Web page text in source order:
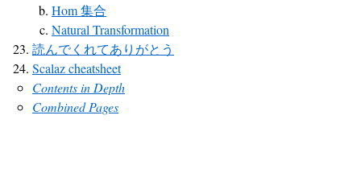
Hom 集合
Natural Transformation
読んでくれてありがとう
Scalaz cheatsheet
Contents in Depth
Combined Pages